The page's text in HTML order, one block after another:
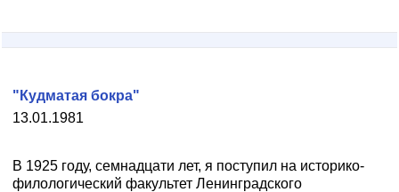
13.01.1981
"Кудматая бокра"
В 1925 году, семнадцати лет, я поступил на историко-
филологический факультет Ленинградского